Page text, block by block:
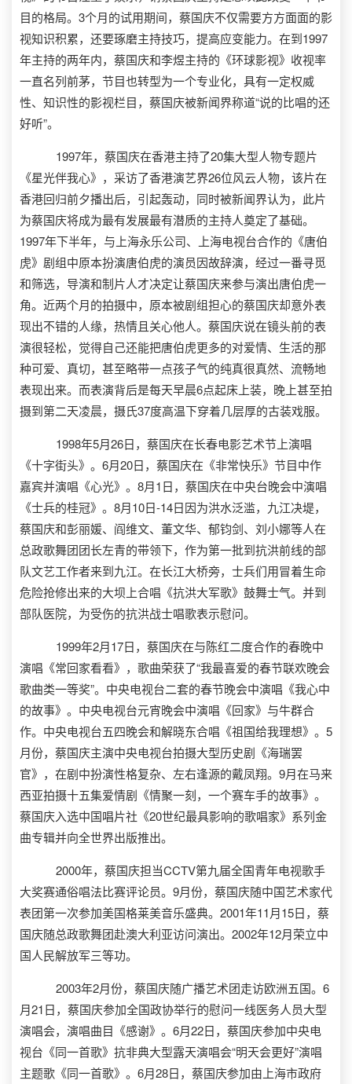
目的格局。3个月的试用期间，蔡国庆不仅需要方方面面的影
视知识积累，还要琢磨主持技巧，提高应变能力。在到1997
年主持的两年内，蔡国庆和李煜主持的《环球影视》收视率
一直名列前茅，节目也转型为一个专业化，具有一定权威
性、知识性的影视栏目，蔡国庆被新闻界称道“说的比唱的还
好听”。
1997年，蔡国庆在香港主持了20集大型人物专题片
《星光伴我心》，采访了香港演艺界26位风云人物，该片在
香港回归前夕播出后，引起轰动，同时被新闻界认为，此片
为蔡国庆将成为最有发展最有潜质的主持人奠定了基础。
1997年下半年，与上海永乐公司、上海电视台合作的《唐伯
虎》剧组中原本扮演唐伯虎的演员因故辞演，经过一番寻觅
和筛选，导演和制片人才决定让蔡国庆来参与演出唐伯虎一
角。近两个月的拍摄中，原本被剧组担心的蔡国庆却意外表
现出不错的人缘，热情且关心他人。蔡国庆说在镜头前的表
演很轻松，觉得自己还能把唐伯虎更多的对爱情、生活的那
种可爱、真切，甚至略带一点孩子气的纯真很真然、流畅地
表现出来。而表演背后是每天早晨6点起床上装，晚上甚至拍
摄到第二天凌晨，摄氏37度高温下穿着几层厚的古装戏服。
1998年5月26日，蔡国庆在长春电影艺术节上演唱
《十字街头》。6月20日，蔡国庆在《非常快乐》节目中作
嘉宾并演唱《心光》。8月1日，蔡国庆在中央台晚会中演唱
《士兵的桂冠》。8月10日-14日因为洪水泛滥，九江决堤，
蔡国庆和彭丽媛、阎维文、董文华、郁钧剑、刘小娜等人在
总政歌舞团团长左青的带领下，作为第一批到抗洪前线的部
队文艺工作者来到九江。在长江大桥旁，士兵们用冒着生命
危险抢修出来的大坝上合唱《抗洪大军歌》鼓舞士气。并到
部队医院，为受伤的抗洪战士唱歌表示慰问。
1999年2月17日，蔡国庆在与陈红二度合作的春晚中
演唱《常回家看看》，歌曲荣获了“我最喜爱的春节联欢晚会
歌曲类一等奖”。中央电视台二套的春节晚会中演唱《我心中
的故事》。中央电视台元宵晚会中演唱《回家》与牛群合
作。中央电视台五四晚会和解晓东合唱《祖国给我理想》。5
月份，蔡国庆主演中央电视台拍摄大型历史剧《海瑞罢
官》，在剧中扮演性格复杂、左右逢源的戴凤翔。9月在马来
西亚拍摄十五集爱情剧《情聚一刻，一个赛车手的故事》。
蔡国庆入选中国唱片社《20世纪最具影响的歌唱家》系列金
曲专辑并向全世界出版推出。
2000年，蔡国庆担当CCTV第九届全国青年电视歌手
大奖赛通俗唱法比赛评论员。9月份，蔡国庆随中国艺术家代
表团第一次参加美国格莱美音乐盛典。2001年11月15日，蔡
国庆随总政歌舞团赴澳大利亚访问演出。2002年12月荣立中
国人民解放军三等功。
2003年2月份，蔡国庆随广播艺术团走访欧洲五国。6
月21日，蔡国庆参加全国政协举行的慰问一线医务人员大型
演唱会，演唱曲目《感谢》。6月22日，蔡国庆参加中央电
视台《同一首歌》抗非典大型露天演唱会“明天会更好”演唱
主题歌《同一首歌》。6月28日，蔡国庆参加由上海市政府